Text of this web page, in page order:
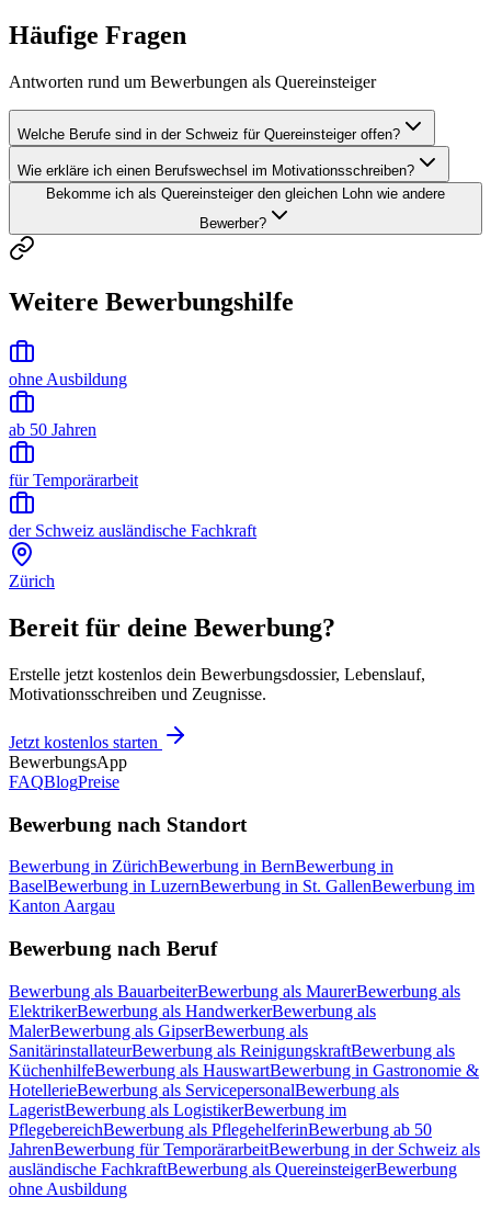
Häufige Fragen
Antworten rund um Bewerbungen als Quereinsteiger
Welche Berufe sind in der Schweiz für Quereinsteiger offen?
Wie erkläre ich einen Berufswechsel im Motivationsschreiben?
Bekomme ich als Quereinsteiger den gleichen Lohn wie andere
Bewerber?
Weitere Bewerbungshilfe
ohne Ausbildung
ab 50 Jahren
für Temporärarbeit
der Schweiz ausländische Fachkraft
Zürich
Bereit für deine Bewerbung?
Erstelle jetzt kostenlos dein Bewerbungsdossier, Lebenslauf,
Motivationsschreiben und Zeugnisse.
Jetzt kostenlos starten
BewerbungsApp
FAQBlogPreise
Bewerbung nach Standort
Bewerbung in ZürichBewerbung in BernBewerbung in
BaselBewerbung in LuzernBewerbung in St. GallenBewerbung im
Kanton Aargau
Bewerbung nach Beruf
Bewerbung als BauarbeiterBewerbung als MaurerBewerbung als
ElektrikerBewerbung als HandwerkerBewerbung als
MalerBewerbung als GipserBewerbung als
SanitärinstallateurBewerbung als ReinigungskraftBewerbung als
KüchenhilfeBewerbung als HauswartBewerbung in Gastronomie &
HotellerieBewerbung als ServicepersonalBewerbung als
LageristBewerbung als LogistikerBewerbung im
PflegebereichBewerbung als PflegehelferinBewerbung ab 50
JahrenBewerbung für TemporärarbeitBewerbung in der Schweiz als
ausländische FachkraftBewerbung als QuereinsteigerBewerbung
ohne Ausbildung